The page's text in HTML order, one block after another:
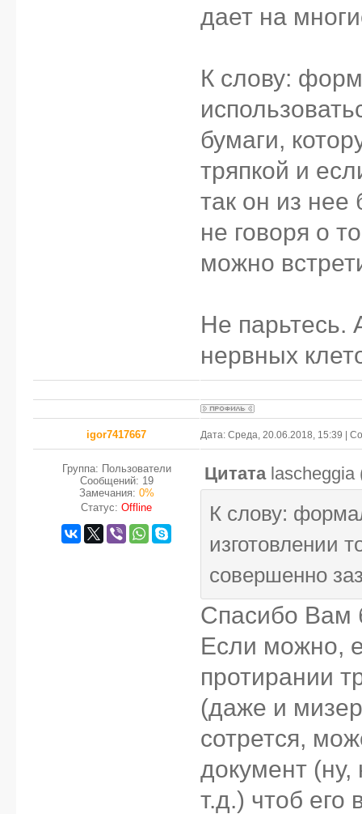
дает на
К слову:
бумаги,
тряпкой и
так он из нее
не говоря о
можно
Не парьтесь.
нервных
igor7417667 Дата: Среда, 20.06.2018, 15:39 |
Группа: Пользователи
Сообщений: 19
Замечания: 0%
Статус: Offline
Цитата lascheggia
К слову:
изготовлении
совершенно
Спасибо Вам
Если можно,
протирании
(даже и
сотрется,
документ
т.д.) чтоб